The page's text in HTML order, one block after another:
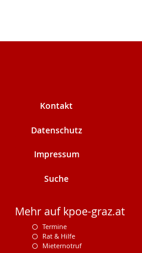
Kontakt
Datenschutz
Impressum
Suche
Mehr auf kpoe-graz.at
Termine
Rat & Hilfe
Mieternotruf